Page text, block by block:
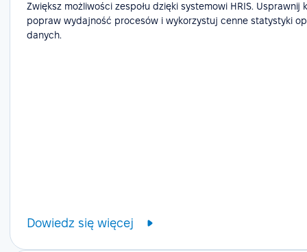
Zwiększ możliwości zespołu dzięki systemowi HRIS. Usprawnij
popraw wydajność procesów i wykorzystuj cenne statystyki
danych.
Dowiedz się więcej